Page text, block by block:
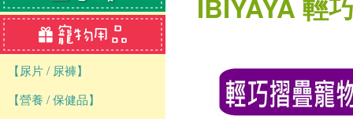
【尿片 / 尿褲】
【營養 / 保健品】